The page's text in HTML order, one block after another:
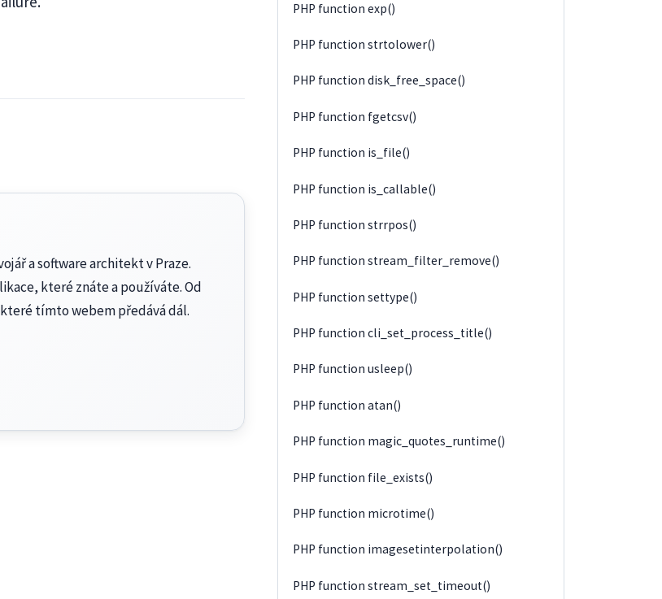
a software architekt v Praze.
které znáte a používáte. Od
tímto webem předává dál.
PHP function exp()
PHP function strtolower()
PHP function disk_free_space()
PHP function fgetcsv()
PHP function is_file()
PHP function is_callable()
PHP function strrpos()
PHP function stream_filter_remove()
PHP function settype()
PHP function cli_set_process_title()
PHP function usleep()
PHP function atan()
PHP function magic_quotes_runtime()
PHP function file_exists()
PHP function microtime()
PHP function imagesetinterpolation()
PHP function stream_set_timeout()